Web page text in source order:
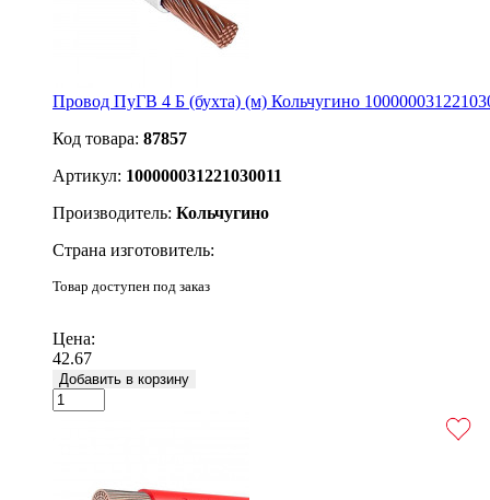
Провод ПуГВ 4 Б (бухта) (м) Кольчугино
Код товара: 87857
Артикул: 100000031221030011
Производитель: Кольчугино
Страна изготовитель:
Товар доступен под заказ
Цена:
42.67
Добавить в корзину